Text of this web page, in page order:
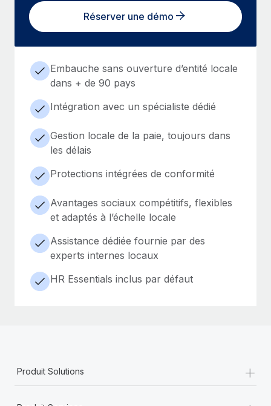
Réserver une démo
Embauche sans ouverture d’entité locale
dans + de 90 pays
Intégration avec un spécialiste dédié
Gestion locale de la paie, toujours dans
les délais
Protections intégrées de conformité
Avantages sociaux compétitifs, flexibles
et adaptés à l’échelle locale
Assistance dédiée fournie par des
experts internes locaux
HR Essentials inclus par défaut
Produit Solutions +